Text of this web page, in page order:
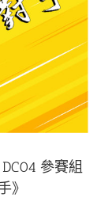
參賽組
》